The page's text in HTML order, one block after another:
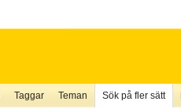
Taggar Teman Sök på fler sätt